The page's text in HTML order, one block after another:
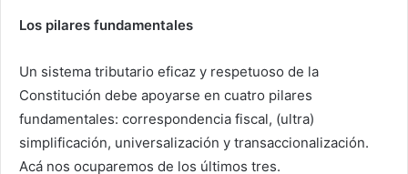
Los pilares fundamentales
Un sistema tributario eficaz y respetuoso de la
Constitución debe apoyarse en cuatro pilares
fundamentales: correspondencia fiscal, (ultra)
simplificación, universalización y transaccionalización.
Acá nos ocuparemos de los últimos tres.